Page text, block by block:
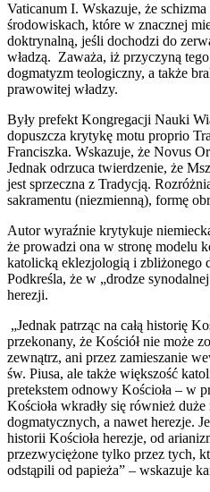
Vaticanum I. Wskazuje, że
środowiskach, które w znacznej
doktrynalną, jeśli dochodzi do
władzą. Zaważa, iż przyczyną
dogmatyzm teologiczny, a także
prawowitej władzy.
Były prefekt Kongregacji Nauki
dopuszcza krytykę motu proprio
Franciszka. Wskazuje, że Novus
Jednak odrzuca twierdzenie, że
jest sprzeczna z Tradycją.
sakramentu (niezmienną), formę
Autor wyraźnie krytykuje
że prowadzi ona w stronę modelu
katolicką eklezjologią i zbliżonego
Podkreśla, że w „drodze
herezji.
„Jednak patrząc na całą historię
przekonany, że Kościół nie może
zewnątrz, ani przez zamieszanie
św. Piusa, ale także większość
pretekstem odnowy Kościoła – w
Kościoła wkradły się również
dogmatycznych, a nawet herezje.
historii Kościoła herezje, od
przezwyciężone tylko przez tych,
odstąpili od papieża” – wskazuje